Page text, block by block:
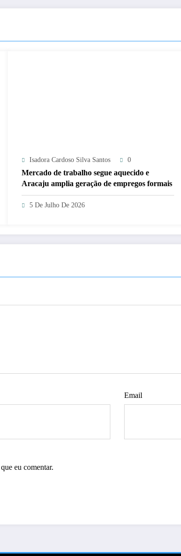
Isadora Cardoso Silva Santos 0
Mercado de trabalho segue aquecido e
Aracaju amplia geração de empregos formais
5 De Julho De 2026
Email
eu comentar.